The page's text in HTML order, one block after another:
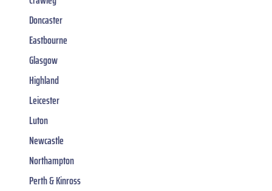
Doncaster
Eastbourne
Glasgow
Highland
Leicester
Luton
Newcastle
Northampton
Perth & Kinross